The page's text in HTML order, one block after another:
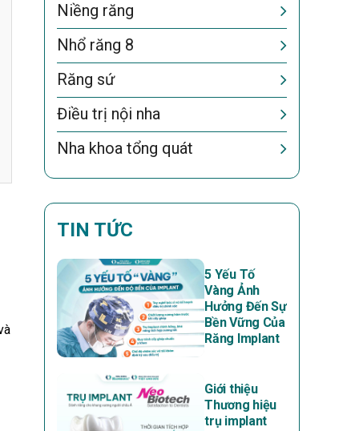
Niềng răng
Nhổ răng 8
Răng sứ
Điều trị nội nha
Nha khoa tổng quát
TIN TỨC
5 Yếu Tố
Vàng Ảnh
Hưởng Đến Sự
Bền Vững Của
Răng Implant
Giới thiệu
Thương hiệu
trụ implant